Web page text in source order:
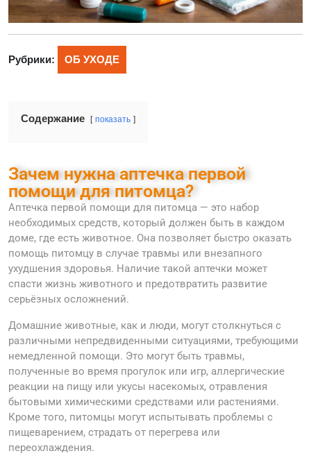
Рубрики: ОБ УХОДЕ
Содержание показать
Зачем нужна аптечка первой
помощи для питомца?
Аптечка первой помощи для питомца — это набор
необходимых средств, который должен быть в каждом
доме, где есть животное. Она позволяет быстро оказать
помощь питомцу в случае травмы или внезапного
ухудшения здоровья. Наличие такой аптечки может
спасти жизнь животного и предотвратить развитие
серьёзных осложнений.
Домашние животные, как и люди, могут столкнуться с
различными непредвиденными ситуациями, требующими
немедленной помощи. Это могут быть травмы,
полученные во время прогулок или игр, аллергические
реакции на пищу или укусы насекомых, отравления
бытовыми химическими средствами или растениями.
Кроме того, питомцы могут испытывать проблемы с
пищеварением, страдать от перегрева или
переохлаждения.